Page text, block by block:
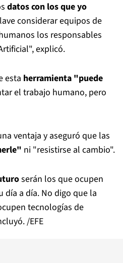
datos con los que yo
considerar equipos de
los responsables
explicó.
esta herramienta "puede
el trabajo humano, pero
ventaja y aseguró que las
ni "resistirse al cambio".
serán los que ocupen
día a día. No digo que la
tecnologías de
/EFE